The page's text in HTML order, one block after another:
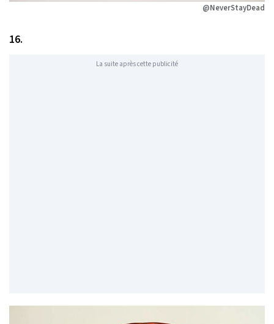
@NeverStayDead
16.
La suite après cette publicité